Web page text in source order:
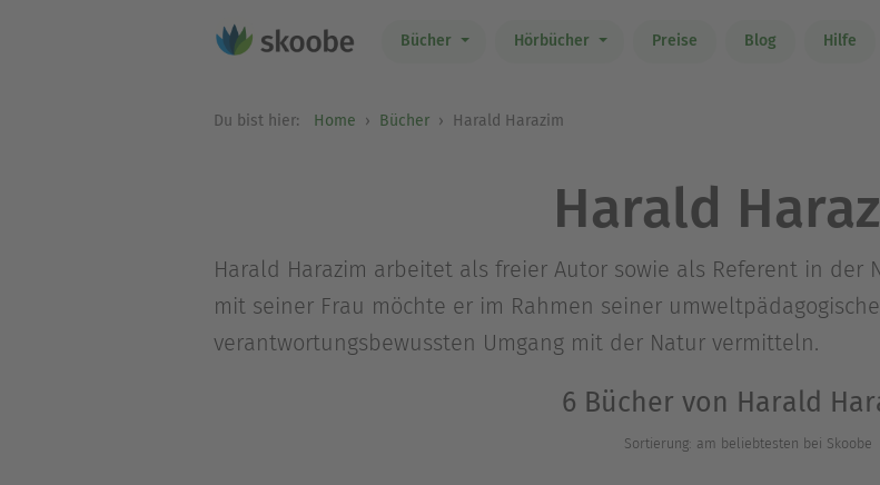
Bücher Hörbücher Preise Blog Hilfe
Du bist hier: Home Bücher Harald Harazim
Harald
Harald Harazim arbeitet als freier Autor sowie als Referent in der
mit seiner Frau möchte er im Rahmen seiner
verantwortungsbewussten Umgang mit der Natur vermitteln.
6 Bücher von Harald
Sortierung: am beliebtesten bei Skoobe